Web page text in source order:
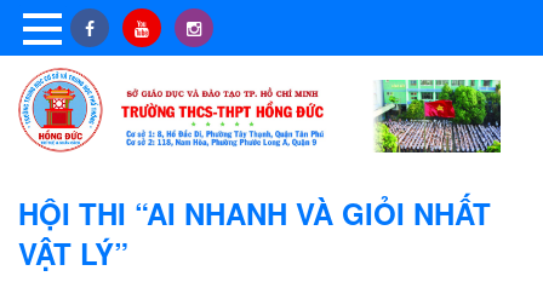
HỘI THI “AI NHANH VÀ GIỎI NHẤT
VẬT LÝ”